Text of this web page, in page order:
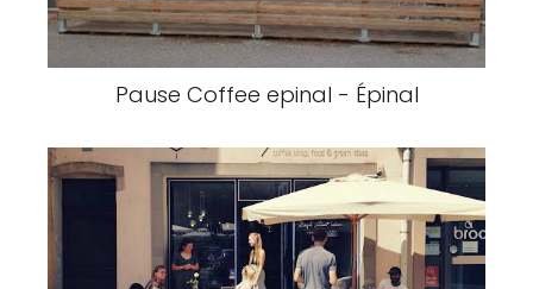
Pause Coffee epinal - Épinal